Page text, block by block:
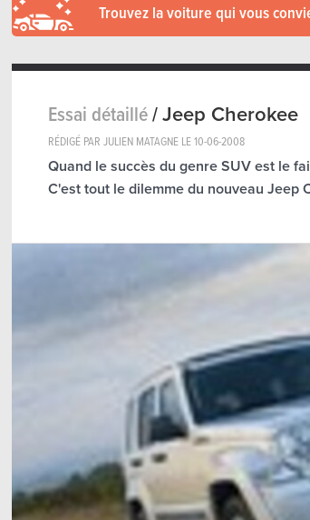
Trouvez la voiture qui vous
Essai détaillé/Jeep Cherokee
RÉDIGÉ PAR JULIEN MATAGNE LE10-06-2008
Quand le succès du genre SUV est le
C'est tout le dilemme du nouveau Jeep